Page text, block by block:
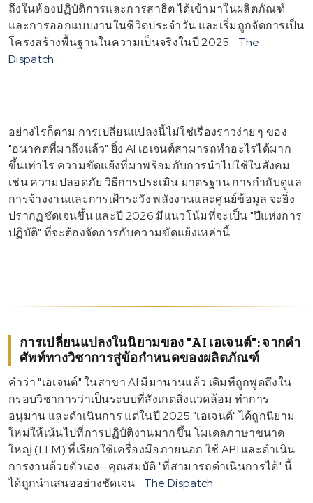
ถึงในห้องปฏิบัติการและการสาธิต ได้เข้ามาในผลิตภัณฑ์
และการออกแบบงานในชีวิตประจำวัน และเริ่มถูกจัดการเป็น
โครงสร้างพื้นฐานในความเป็นจริงในปี 2025
The
Dispatch
อย่างไรก็ตาม การเปลี่ยนแปลงนี้ไม่ใช่เรื่องราวง่าย ๆ ของ
"อนาคตที่มาถึงแล้ว" ยิ่ง AI เอเจนต์สามารถทำอะไรได้มาก
ขึ้นเท่าไร ความขัดแย้งที่มาพร้อมกับการนำไปใช้ในสังคม
เช่น ความปลอดภัย วิธีการประเมิน มาตรฐาน การกำกับดูแล
การจ้างงานและการเฝ้าระวัง พลังงานและศูนย์ข้อมูล จะยิ่ง
ปรากฏชัดเจนขึ้น และปี 2026 มีแนวโน้มที่จะเป็น "ปีแห่งการ
ปฏิบัติ" ที่จะต้องจัดการกับความขัดแย้งเหล่านี้
การเปลี่ยนแปลงในนิยามของ "AI เอเจนต์": จากคำ
ศัพท์ทางวิชาการสู่ข้อกำหนดของผลิตภัณฑ์
คำว่า "เอเจนต์" ในสาขา AI มีมานานแล้ว เดิมทีถูกพูดถึงใน
กรอบวิชาการว่าเป็นระบบที่สังเกตสิ่งแวดล้อม ทำการ
อนุมาน และดำเนินการ แต่ในปี 2025 "เอเจนต์" ได้ถูกนิยาม
ใหม่ให้เน้นไปที่การปฏิบัติงานมากขึ้น โมเดลภาษาขนาด
ใหญ่ (LLM) ที่เรียกใช้เครื่องมือภายนอก ใช้ API และดำเนิน
การงานด้วยตัวเอง—คุณสมบัติ "ที่สามารถดำเนินการได้" นี้
ได้ถูกนำเสนออย่างชัดเจน
The Dispatch